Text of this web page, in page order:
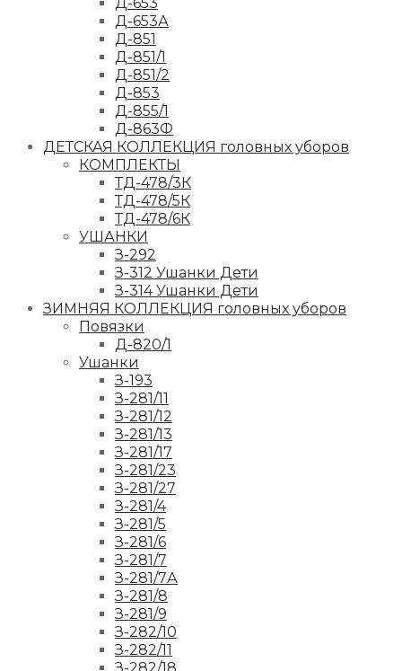
Д-653А
Д-851
Д-851/1
Д-851/2
Д-853
Д-855/1
Д-863Ф
ДЕТСКАЯ КОЛЛЕКЦИЯ головных уборов
КОМПЛЕКТЫ
ТД-478/3К
ТД-478/5К
ТД-478/6К
УШАНКИ
З-292
З-312 Ушанки Дети
З-314 Ушанки Дети
ЗИМНЯЯ КОЛЛЕКЦИЯ головных уборов
Повязки
Д-820/1
Ушанки
З-193
З-281/11
З-281/12
З-281/13
З-281/17
З-281/23
З-281/27
З-281/4
З-281/5
З-281/6
З-281/7
З-281/7А
З-281/8
З-281/9
З-282/10
З-282/11